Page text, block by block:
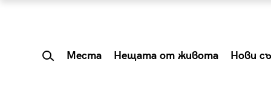
Места Нещата от живота Нови